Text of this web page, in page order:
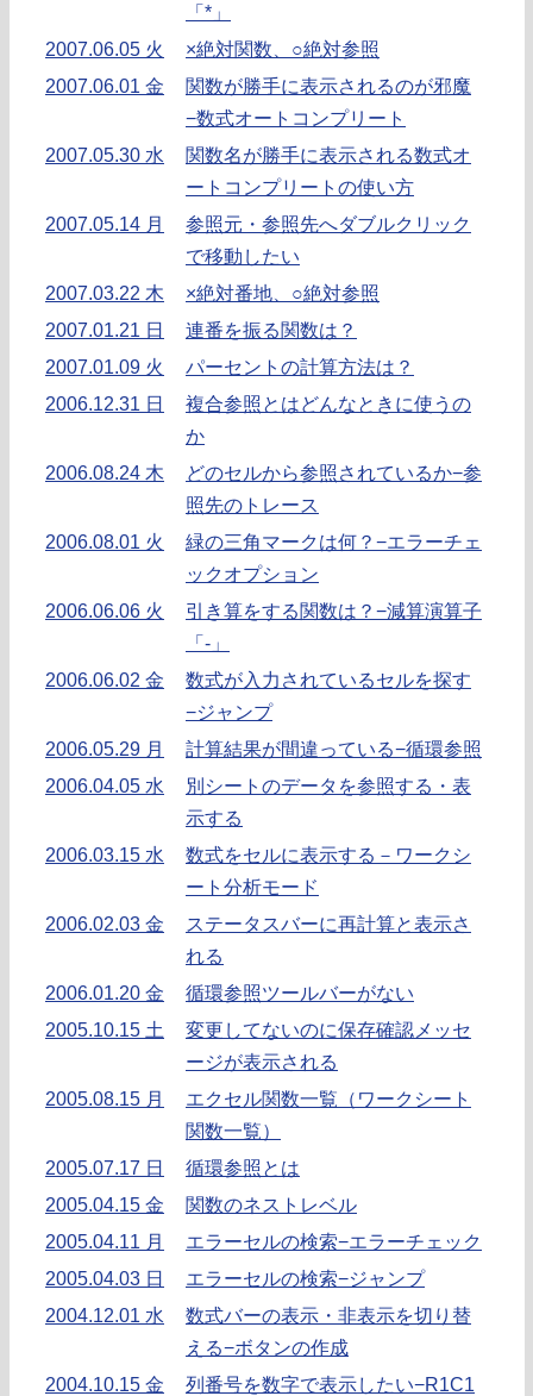
「*」
2007.06.05 火
×絶対関数、○絶対参照
2007.06.01 金
関数が勝手に表示されるのが邪魔
−数式オートコンプリート
2007.05.30 水
関数名が勝手に表示される数式オ
ートコンプリートの使い方
2007.05.14 月
参照元・参照先へダブルクリック
で移動したい
2007.03.22 木
×絶対番地、○絶対参照
2007.01.21 日
連番を振る関数は？
2007.01.09 火
パーセントの計算方法は？
2006.12.31 日
複合参照とはどんなときに使うの
か
2006.08.24 木
どのセルから参照されているか−参
照先のトレース
2006.08.01 火
緑の三角マークは何？−エラーチェ
ックオプション
2006.06.06 火
引き算をする関数は？−減算演算子
「-」
2006.06.02 金
数式が入力されているセルを探す
−ジャンプ
2006.05.29 月
計算結果が間違っている−循環参照
2006.04.05 水
別シートのデータを参照する・表
示する
2006.03.15 水
数式をセルに表示する－ワークシ
ート分析モード
2006.02.03 金
ステータスバーに再計算と表示さ
れる
2006.01.20 金
循環参照ツールバーがない
2005.10.15 土
変更してないのに保存確認メッセ
ージが表示される
2005.08.15 月
エクセル関数一覧（ワークシート
関数一覧）
2005.07.17 日
循環参照とは
2005.04.15 金
関数のネストレベル
2005.04.11 月
エラーセルの検索−エラーチェック
2005.04.03 日
エラーセルの検索−ジャンプ
2004.12.01 水
数式バーの表示・非表示を切り替
える−ボタンの作成
2004.10.15 金
列番号を数字で表示したい−R1C1